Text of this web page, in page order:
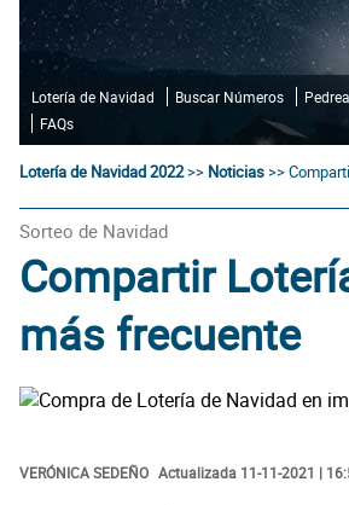
Lotería de Navidad Buscar Números Pedrea
FAQs
Lotería de Navidad 2022>> Noticias>>
Sorteo de Navidad
Compartir
más frecuente
VERÓNICA SEDEÑO Actualizada 11-11-2021 |